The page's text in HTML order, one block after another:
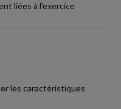
liées à l'exercice
les caractéristiques